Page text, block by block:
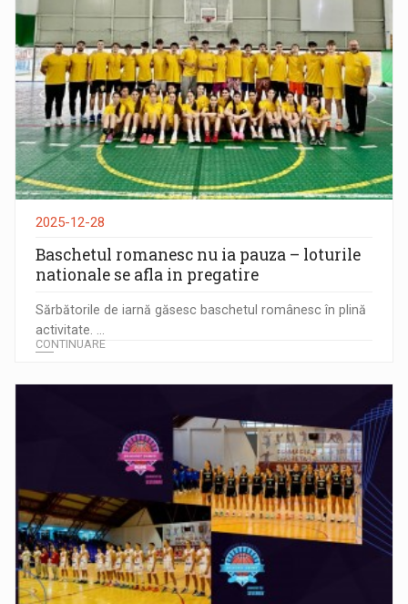
2025-12-28
Baschetul romanesc nu ia pauza – loturile
nationale se afla in pregatire
Sărbătorile de iarnă găsesc baschetul românesc în plină
activitate. ...
CONTINUARE